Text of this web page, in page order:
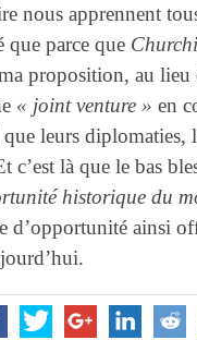
nous apprennent
que parce que
proposition, au
« joint venture » en
leurs diplomaties,
c’est là que le bas
historique du
d’opportunité ainsi